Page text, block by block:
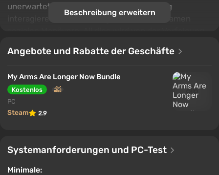
unerwartetsten Weisen mit der Umgebung
interagieren – von Tarnung bis hin zu seltsamen
der Pensionierung steht, was eine leichte, ironische
unkonventionelle Lösungen legt.
Beschreibung erweitern
Angebote und Rabatte der Geschäfte
My Arms Are Longer Now Bundle
Kostenlos
PC
Steam 2.9
Systemanforderungen und PC-Test
Minimale: